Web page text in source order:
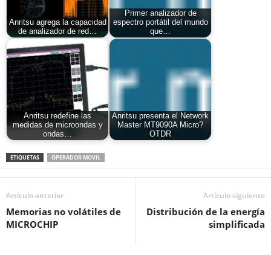
Anritsu agrega la capacidad
de analizador de red…
Primer analizador de
espectro portátil del mundo
que…
Anritsu redefine las
medidas de microondas y
ondas…
Anritsu presenta el Network
Master MT9090A Micro?
OTDR
ETIQUETAS OPERADOR MOVIL
Artículo anterior
Memorias no volátiles de
MICROCHIP
Artículo siguiente
Distribución de la energía
simplificada